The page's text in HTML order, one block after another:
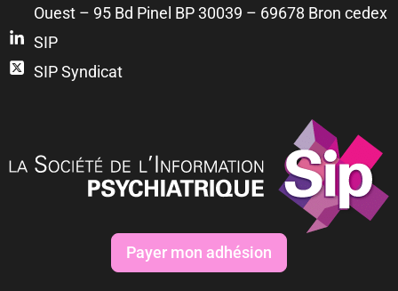
Ouest – 95 Bd Pinel BP 30039 – 69678 Bron cedex
SIP
SIP Syndicat
Payer mon adhésion